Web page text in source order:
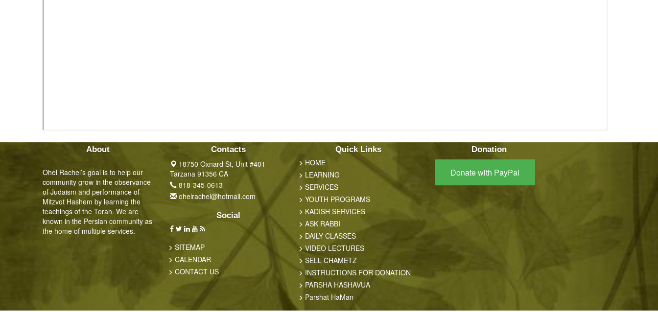
About
Ohel Rachel’s goal is to help our
community grow in the observance
of Judaism and performance of
Mitzvot Hashem by learning the
teachings of the Torah. We are
known in the Persian community as
the home of multiple services.
Contacts
18750 Oxnard St, Unit #401
Tarzana 91356 CA
818-345-0613
ohelrachel@hotmail.com
Social
SITEMAP
CALENDAR
CONTACT US
Quick Links
HOME
LEARNING
SERVICES
YOUTH PROGRAMS
KADISH SERVICES
ASK RABBI
DAILY CLASSES
VIDEO LECTURES
SELL CHAMETZ
INSTRUCTIONS FOR DONATION
PARSHA HASHAVUA
Parshat HaMan
Donation
Donate with PayPal